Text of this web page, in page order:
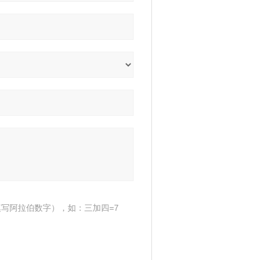
阿拉伯数字），如：三加四=7